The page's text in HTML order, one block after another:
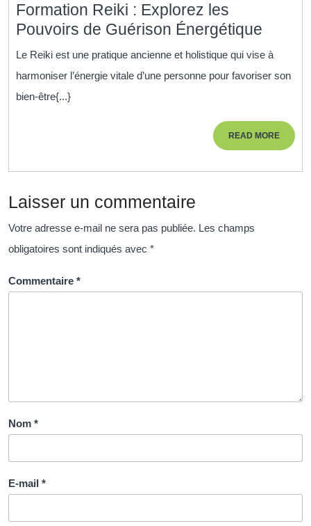
Formation Reiki : Explorez les
Pouvoirs de Guérison Énergétique
Reiki
Le Reiki est une pratique ancienne et holistique qui vise à
harmoniser l’énergie vitale d’une personne pour favoriser son
bien-être{...}
READ MOREREAD
MORE
Laisser un commentaire
Votre adresse e-mail ne sera pas publiée. Les champs
obligatoires sont indiqués avec *
Commentaire *
Nom *
E-mail *